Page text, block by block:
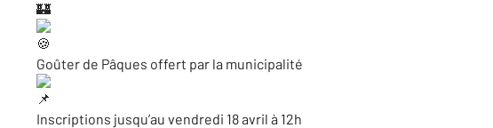
Goûter de Pâques offert par la municipalité
Inscriptions jusqu’au vendredi 18 avril à 12h